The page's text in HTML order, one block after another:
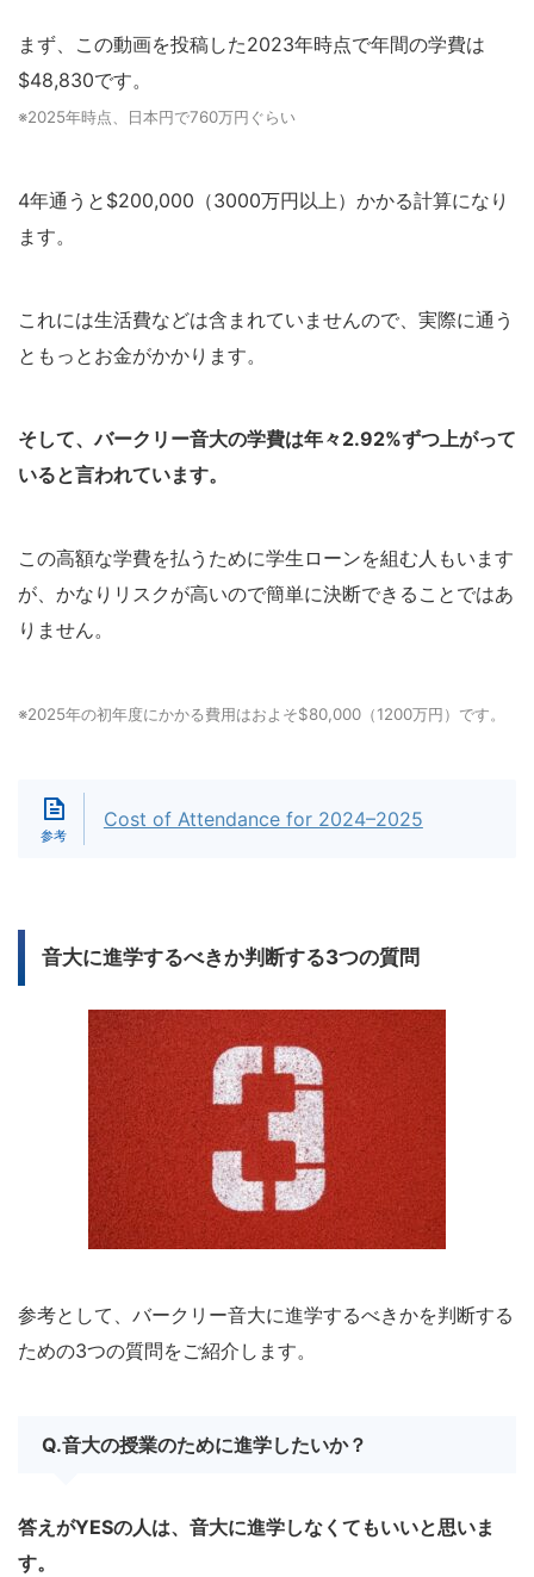
まず、この動画を投稿した2023年時点で年間の学費は
$48,830です。
※2025年時点、日本円で760万円ぐらい
4年通うと$200,000（3000万円以上）かかる計算になり
ます。
これには生活費などは含まれていませんので、実際に通う
ともっとお金がかかります。
そして、バークリー音大の学費は年々2.92%ずつ上がって
いると言われています。
この高額な学費を払うために学生ローンを組む人もいます
が、かなりリスクが高いので簡単に決断できることではあ
りません。
※2025年の初年度にかかる費用はおよそ$80,000（1200万円）です。
Cost of Attendance for 2024–2025
音大に進学するべきか判断する3つの質問
参考として、バークリー音大に進学するべきかを判断する
ための3つの質問をご紹介します。
Q.音大の授業のために進学したいか？
答えがYESの人は、音大に進学しなくてもいいと思いま
す。